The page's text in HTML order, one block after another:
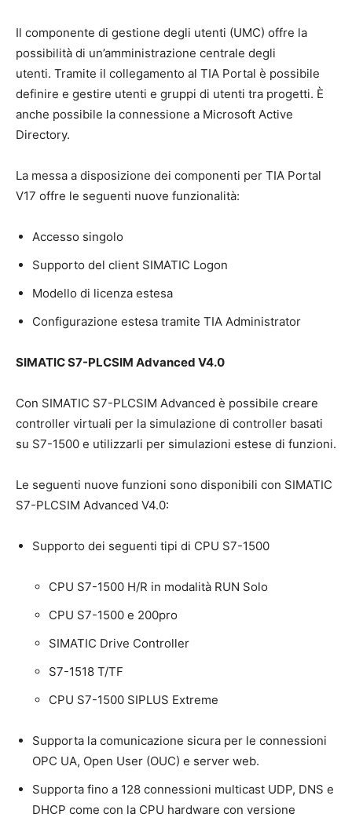
Il componente di gestione degli utenti (UMC) offre la
possibilità di un’amministrazione centrale degli
utenti. Tramite il collegamento al TIA Portal è possibile
definire e gestire utenti e gruppi di utenti tra progetti. È
anche possibile la connessione a Microsoft Active
Directory.
La messa a disposizione dei componenti per TIA Portal
V17 offre le seguenti nuove funzionalità:
Accesso singolo
Supporto del client SIMATIC Logon
Modello di licenza estesa
Configurazione estesa tramite TIA Administrator
SIMATIC S7-PLCSIM Advanced V4.0
Con SIMATIC S7-PLCSIM Advanced è possibile creare
controller virtuali per la simulazione di controller basati
su S7-1500 e utilizzarli per simulazioni estese di funzioni.
Le seguenti nuove funzioni sono disponibili con SIMATIC
S7-PLCSIM Advanced V4.0:
Supporto dei seguenti tipi di CPU S7-1500
CPU S7-1500 H/R in modalità RUN Solo
CPU S7-1500 e 200pro
SIMATIC Drive Controller
S7-1518 T/TF
CPU S7-1500 SIPLUS Extreme
Supporta la comunicazione sicura per le connessioni
OPC UA, Open User (OUC) e server web.
Supporta fino a 128 connessioni multicast UDP, DNS e
DHCP come con la CPU hardware con versione